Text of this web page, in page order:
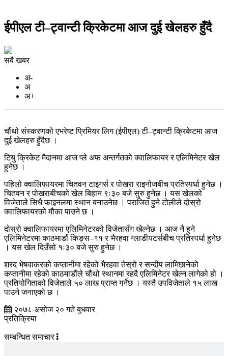
ईपीएल टी–ट्वान्टी क्रिकेटमा आज दुई खेलहरु हुँदै
सबै खबर
अ-
अ
अ+
चौंथो संस्करणको एभरेष्ट प्रिमियर लिग (ईपीएल) टी–ट्वान्टी क्रिकेटमा आज
दुई खेलहरु हुँदैछ ।
टियु क्रिकेट मैदानमा आज प्ले अफ अन्तर्गतको क्वालिफायर र एलिमिनेटर खेल
हुनेछ ।
पहिलो क्वालिफायरमा चितवन टाइगर्स र पोखरा राइनोजबीच प्रतिस्पर्धा हुनेछ ।
चितवन र पोखराबीचको खेल बिहान ९ः३० बजे सुरु हुनेछ । यस खेलको
विजेताले सिधै फाइनलमा स्थान बनाउनेछ । पराजित हुने टोलीले दोस्रो
क्वालिफायरको मौका पाउने छ ।
दोस्रो क्वालिफायरमा एलिमिनेटरको विजेतासँग खेल्नेछ । आज नै हुने
एलिमिनेटरमा काठमाडौं किङ्स–११ र भैरहवा ग्लाडीयटर्सबीच प्रतिस्पर्धा हुनेछ
। यस खेल दिउँसो १ः३० बजे सुरु हुनेछ ।
शरद भेषवाकरको कप्तानीमा रहेको भैरहवा तेस्रो र सन्दीप लामिछानेको
कप्तानीमा रहेको काठमाडौंले चौंथो स्थानमा रहदै एलिमिनेटर खेल्न लागेको हो ।
प्रतियोगिताको विजेताले ५० लाख प्राप्त गर्नेछ । यस्तै उपविजेताले १५ लाख
पाउने जनाएको छ ।
२०७८ असोज २० गते बुधवार
प्रतिक्रिया
सम्बन्धित समाचार